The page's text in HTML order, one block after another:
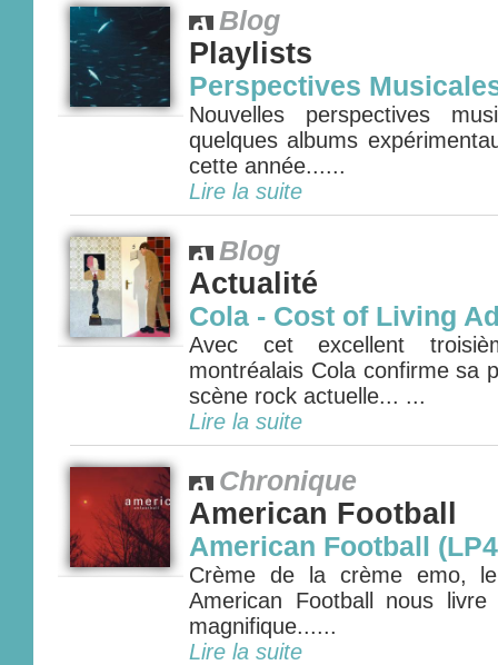
Blog
Playlists
Perspectives
Nouvelles perspectives
quelques albums
cette année......
Lire la suite
Blog
Actualité
Cola - Cost of Living
Avec cet excellent
montréalais Cola confirme sa
scène rock actuelle... ...
Lire la suite
Chronique
American Football
American Football
Crème de la crème emo,
American Football nous
magnifique......
Lire la suite